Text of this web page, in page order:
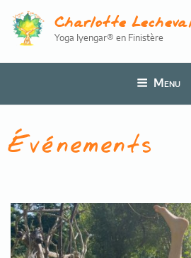
contenu
Charlotte
Yoga Iyengar® en Finistère
Menu
Événements